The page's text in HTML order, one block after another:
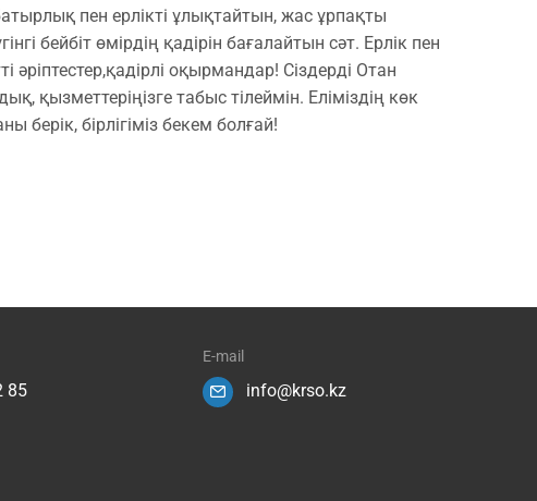
пен ерлікті ұлықтайтын, жас ұрпақты
бейбіт өмірдің қадірін бағалайтын сәт. Ерлік пен
оқырмандар! Сіздерді Отан
табыс тілеймін. Еліміздің көк
бірлігіміз бекем болғай!
85
E-mail
info@krso.kz